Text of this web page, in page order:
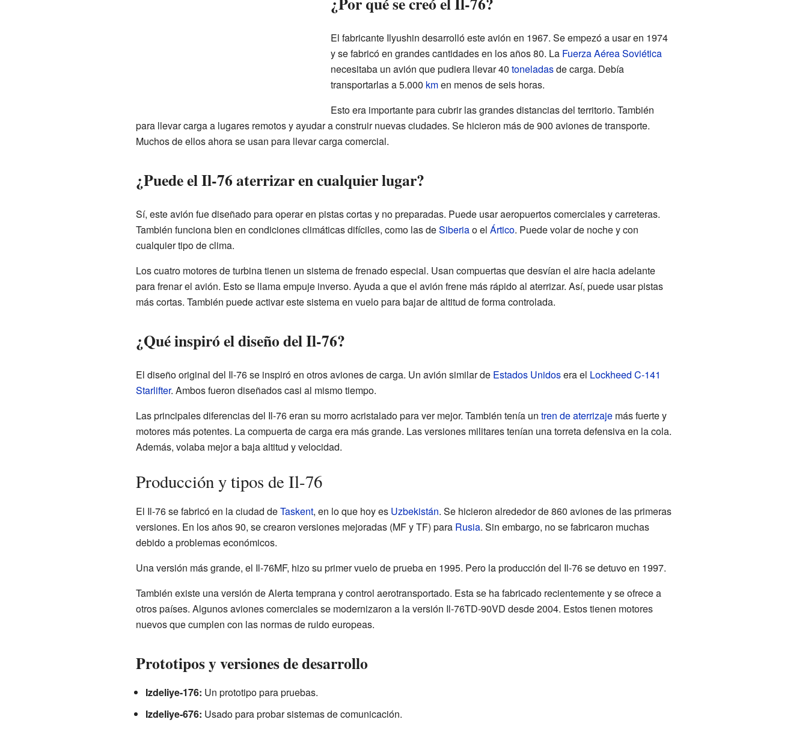
El fabricante Ilyushin desarrolló este avión en 1967. Se empezó a usar en 1974
y se fabricó en grandes cantidades en los años 80. La Fuerza Aérea Soviética
necesitaba un avión que pudiera llevar 40 toneladasde carga. Debía
transportarlas a 5.000 kmen menos de seis horas.
Esto era importante para cubrir las grandes distancias del territorio. También
para llevar carga a lugares remotos y ayudar a construir nuevas ciudades. Se hicieron más de 900 aviones de transporte.
Muchos de ellos ahora se usan para llevar carga comercial.
¿Puede el Il-76 aterrizar en cualquier lugar?
Sí, este avión fue diseñado para operar en pistas cortas y no preparadas. Puede usar aeropuertos comerciales y carreteras.
También funciona bien en condiciones climáticas difíciles, como las deSiberiao el Ártico. Puede volar de noche y con
cualquier tipo de clima.
Los cuatro motores de turbina tienen un sistema de frenado especial. Usan compuertas que desvían el aire hacia adelante
para frenar el avión. Esto se llama empuje inverso. Ayuda a que el avión frene más rápido al aterrizar. Así, puede usar pistas
más cortas. También puede activar este sistema en vuelo para bajar de altitud de forma controlada.
¿Qué inspiró el diseño del Il-76?
El diseño original del Il-76 se inspiró en otros aviones de carga. Un avión similar de Estados Unidosera el Lockheed C-141
Starlifter. Ambos fueron diseñados casi al mismo tiempo.
Las principales diferencias del Il-76 eran su morro acristalado para ver mejor. También tenía un tren de aterrizajemás fuerte y
motores más potentes. La compuerta de carga era más grande. Las versiones militares tenían una torreta defensiva en la cola.
Además, volaba mejor a baja altitud y velocidad.
Producción y tipos de Il-76
El Il-76 se fabricó en la ciudad deTaskent, en lo que hoy es Uzbekistán. Se hicieron alrededor de 860 aviones de las primeras
versiones. En los años 90, se crearon versiones mejoradas (MF y TF) para Rusia. Sin embargo, no se fabricaron muchas
debido a problemas económicos.
Una versión más grande, el Il-76MF, hizo su primer vuelo de prueba en 1995. Pero la producción del Il-76 se detuvo en 1997.
También existe una versión de Alerta temprana y control aerotransportado. Esta se ha fabricado recientemente y se ofrece a
otros países. Algunos aviones comerciales se modernizaron a la versión Il-76TD-90VD desde 2004. Estos tienen motores
nuevos que cumplen con las normas de ruido europeas.
Prototipos y versiones de desarrollo
Izdeliye-176: Un prototipo para pruebas.
Izdeliye-676: Usado para probar sistemas de comunicación.